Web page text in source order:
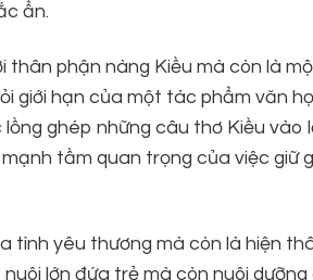
ẩn.
thân phận nàng Kiều mà còn là
giới hạn của một tác phẩm văn
ghép những câu thơ Kiều vào
tầm quan trọng của việc giữ
tình yêu thương mà còn là hiện
lớn đứa trẻ mà còn nuôi